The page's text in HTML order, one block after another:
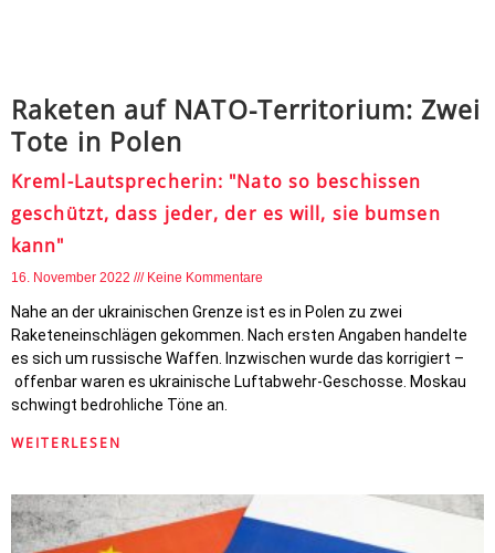
Raketen auf NATO-Territorium: Zwei
Tote in Polen
Kreml-Lautsprecherin: "Nato so beschissen
geschützt, dass jeder, der es will, sie bumsen
kann"
16. November 2022 Keine Kommentare
Nahe an der ukrainischen Grenze ist es in Polen zu zwei
Raketeneinschlägen gekommen. Nach ersten Angaben handelte
es sich um russische Waffen. Inzwischen wurde das korrigiert –
offenbar waren es ukrainische Luftabwehr-Geschosse. Moskau
schwingt bedrohliche Töne an.
WEITERLESEN